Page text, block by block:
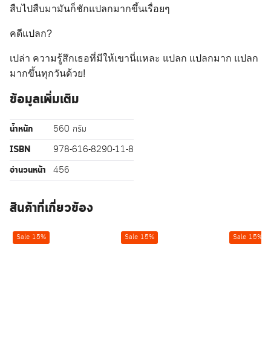
สืบไปสืบมามันก็ชักแปลกมากขึ้นเรื่อยๆ
คดีแปลก?
เปล่า ความรู้สึกเธอที่มีให้เขานี่แหละ แปลก แปลกมาก แปลก
มากขึ้นทุกวันด้วย!
ข้อมูลเพิ่มเติม
น้ำหนัก 560 กรัม
ISBN 978-616-8290-11-8
จำนวนหน้า 456
สินค้าที่เกี่ยวข้อง
Sale 15% Sale 15% Sale 15%